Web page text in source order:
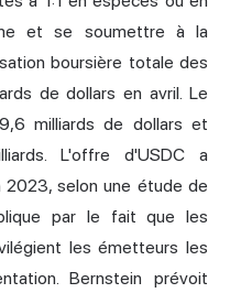
et se soumettre à la
boursière totale des
de dollars en avril. Le
milliards de dollars et
L'offre d'USDC a
selon une étude de
par le fait que les
les émetteurs les
Bernstein prévoit